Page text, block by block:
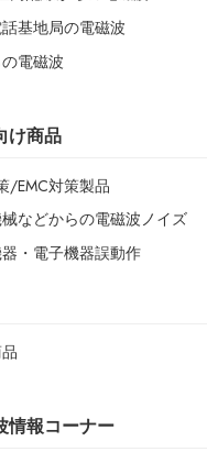
基地局の電磁波
電磁波
け商品
/EMC対策製品
などからの電磁波ノイズ
・電子機器誤動作
情報コーナー